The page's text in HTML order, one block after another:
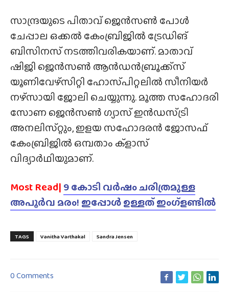
സാന്ദ്രയുടെ പിതാവ് ജെൻസൺ പോൾ
ചേപ്പാല ഒക്കൽ കേംബ്രിജിൽ ട്രേഡിങ്
ബിസിനസ് നടത്തിവരികയാണ്. മാതാവ്
ഷിജി ജെൻസൺ ആൻഡൻബ്രൂക്ക്‌സ്
യൂണിവേഴ്‌സിറ്റി ഹോസ്‌പിറ്റലിൽ സീനിയർ
നഴ്‌സായി ജോലി ചെയ്യുന്നു. മൂത്ത സഹോദരി
സോണ ജെൻസൺ ഗ്യാസ് ഇൻഡസ്‌ട്രി
അനലിസ്‌റ്റും, ഇളയ സഹോദരൻ ജോസഫ്
കേംബ്രിജിൽ ഒമ്പതാം ക്ളാസ്
വിദ്യാർഥിയുമാണ്.
Most Read| 9 കോടി വർഷം ചരിത്രമുള്ള
അപൂർവ മരം! ഇപ്പോൾ ഉള്ളത് ഇംഗ്ളണ്ടിൽ
TAGS Vanitha Varthakal Sandra Jensen
0 Comments